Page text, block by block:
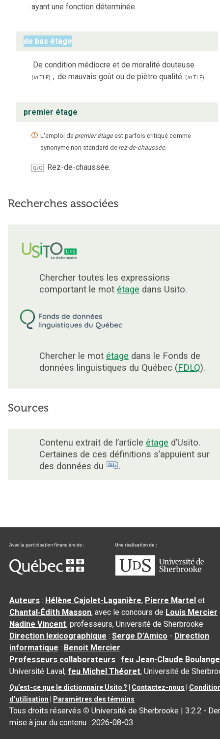
ayant une fonction déterminée.
de bas étage
De condition médiocre et de moralité douteuse
(inTLF) ; de mauvais goût ou de piètre qualité. (inTLF)
premier étage
L'emploi de premier étageest parfois critiqué comme
synonyme non standard de rez-de-chaussée.
Q/C Rez-de-chaussée.
Recherches associées
Chercher toutes les expressions
comportant le mot étage dans Usito.
Chercher le mot étage dans le Fonds de
données linguistiques du Québec (FDLQ).
Sources
Contenu extrait de l’article étage d’Usito.
Certaines de ces définitions s’appuient sur
des données du
.
Auteurs : Hélène Cajolet-Laganière, Pierre Martel et
Chantal‑Édith Masson, avec le concours de Louis Mercier
Nadine Vincent, professeurs, Université de Sherbrooke
Direction lexicographique :Serge D’Amico - Direction
informatique : Benoit Mercier
Professeurs collaborateurs :feu Jean-Claude
Université Laval,feu Michel Théoret, Université de
Qu’est-ce que le dictionnaire Usito ? Contactez-nous
d’utilisation
Paramètres des témoins
Tous droits réservés © Université de Sherbrooke |3.2.2 -
mise à jour du contenu :2026-08-03